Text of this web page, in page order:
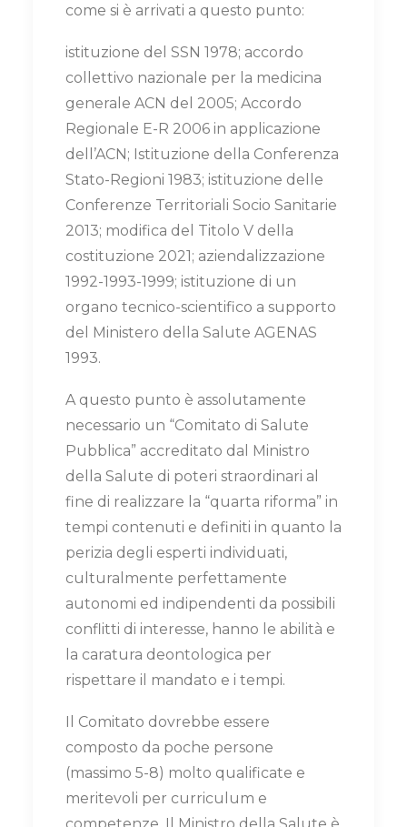
come si è arrivati a questo punto:
istituzione del SSN 1978; accordo
collettivo nazionale per la medicina
generale ACN del 2005; Accordo
Regionale E-R 2006 in applicazione
dell’ACN; Istituzione della Conferenza
Stato-Regioni 1983; istituzione delle
Conferenze Territoriali Socio Sanitarie
2013; modifica del Titolo V della
costituzione 2021; aziendalizzazione
1992-1993-1999; istituzione di un
organo tecnico-scientifico a supporto
del Ministero della Salute AGENAS
1993.
A questo punto è assolutamente
necessario un “Comitato di Salute
Pubblica” accreditato dal Ministro
della Salute di poteri straordinari al
fine di realizzare la “quarta riforma” in
tempi contenuti e definiti in quanto la
perizia degli esperti individuati,
culturalmente perfettamente
autonomi ed indipendenti da possibili
conflitti di interesse, hanno le abilità e
la caratura deontologica per
rispettare il mandato e i tempi.
Il Comitato dovrebbe essere
composto da poche persone
(massimo 5-8) molto qualificate e
meritevoli per curriculum e